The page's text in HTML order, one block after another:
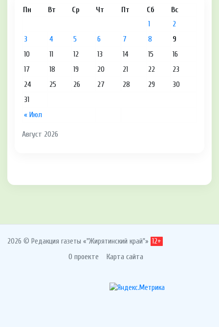
Август 2026
Пн Вт Ср Чт Пт Сб Вс
« Июл
1
2
3
4 5 6 7 8
9
10
11 12 13 14 15
16
17
18 19 20 21 22
23
24
25 26 27 28 29
30
31
2026 © Редакция газеты «"Жирятинский край"» 12+
О проекте Карта сайта